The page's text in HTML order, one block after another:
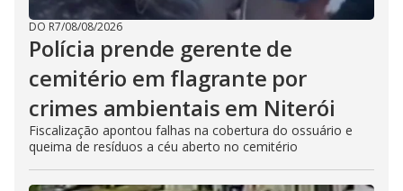
DO R7/08/08/2026
Polícia prende gerente de
cemitério em flagrante por
crimes ambientais em Niterói
Fiscalização apontou falhas na cobertura do ossuário e
queima de resíduos a céu aberto no cemitério